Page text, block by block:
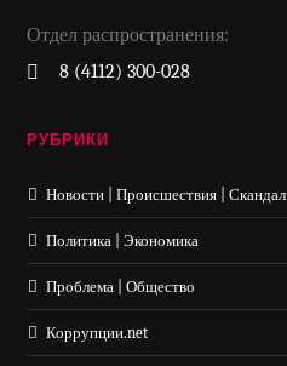
Отдел распространения:
8 (4112) 300-028
РУБРИКИ
Новости | Происшествия | Скандал
Политика | Экономика
Проблема | Общество
Коррупции.net